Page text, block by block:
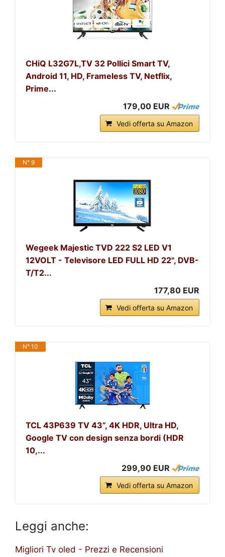
CHiQ L32G7L,TV 32 Pollici Smart TV,
Android 11, HD, Frameless TV, Netflix,
Prime...
179,00 EUR
Vedi offerta su Amazon
N° 9
Wegeek Majestic TVD 222 S2 LED V1
12VOLT - Televisore LED FULL HD 22", DVB-
T/T2...
177,80 EUR
Vedi offerta su Amazon
N° 10
TCL 43P639 TV 43”, 4K HDR, Ultra HD,
Google TV con design senza bordi (HDR
10,...
299,90 EUR
Vedi offerta su Amazon
Leggi anche:
Migliori Tv oled - Prezzi e Recensioni